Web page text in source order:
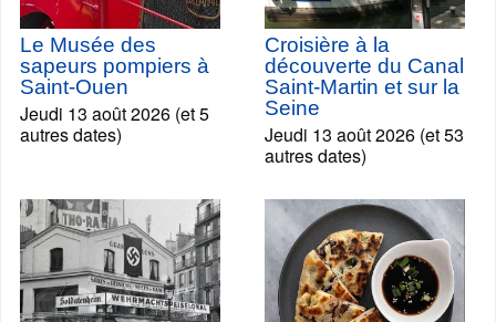
Le Musée des
sapeurs pompiers à
Saint-Ouen
Jeudi 13 août 2026 (et 5
autres dates)
Croisière à la
découverte du Canal
Saint-Martin et sur la
Seine
Jeudi 13 août 2026 (et 53
autres dates)